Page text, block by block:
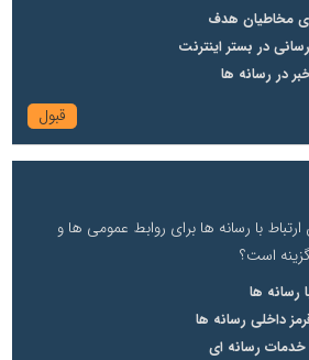
مخاطیان هدف
در بستر اینترنت
در رسانه ها
با رسانه ها برای روابط عمومی ها و
است؟
رسانه ها
داخلی رسانه ها
خدمات رسانه ای